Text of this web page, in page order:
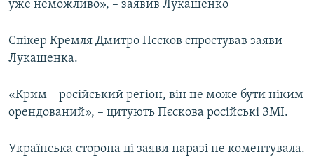
уже неможливо», – заявив Лукашенко
Спікер Кремля Дмитро Пєсков спростував заяви
Лукашенка.
«Крим – російський регіон, він не може бути ніким
орендований», – цитують Пєскова російські ЗМІ.
Українська сторона ці заяви наразі не коментувала.